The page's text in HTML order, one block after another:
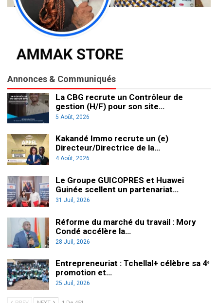
Annonces & Communiqués
La CBG recrute un Contrôleur de
gestion (H/F) pour son site…
5 Août, 2026
Kakandé Immo recrute un (e)
Directeur/Directrice de la…
4 Août, 2026
Le Groupe GUICOPRES et Huawei
Guinée scellent un partenariat…
31 Juil, 2026
Réforme du marché du travail : Mory
Condé accélère la…
28 Juil, 2026
Entrepreneuriat : Tchellal+ célèbre sa 4ᵉ
promotion et…
25 Juil, 2026